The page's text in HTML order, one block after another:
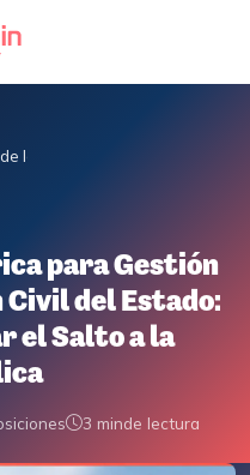
la Administración Civil del
para Gestión
del Estado:
el Salto a la
3 minde lectura